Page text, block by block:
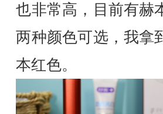
也非常高，目前有赫
两种颜色可选，我拿
本红色。